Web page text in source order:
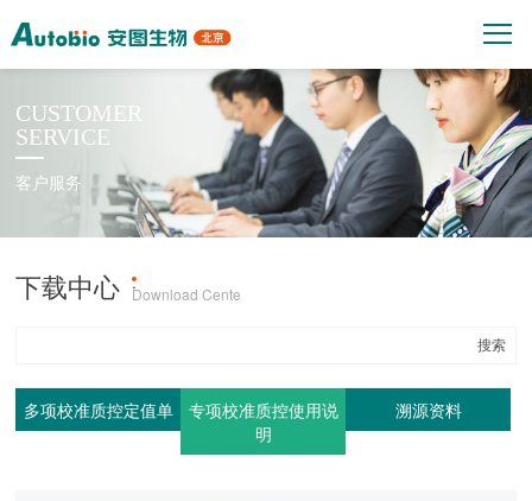
CUSTOMER
SERVICE
客户服务
下载中心 ·Download Cente
多项校准质控定值单
专项校准质控使用说
明
溯源资料